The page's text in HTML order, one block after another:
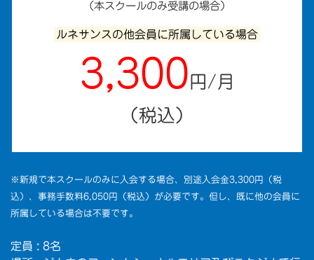
（本スクールのみ受講の場合）
ルネサンスの他会員に所属している場合
3,300円/月
（税込）
※新規で本スクールのみに入会する場合、別途入会金3,300円（税
込）、事務手数料6,050円（税込）が必要です。但し、既に他の会員に
所属している場合は不要です。
定員 : 8名